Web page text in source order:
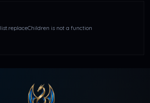
list.replaceChildren is not a function